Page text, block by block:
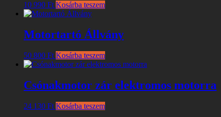
10 990 Ft Kosárba teszem
Motortartó Állvány
50 800 Ft Kosárba teszem
Csónakmotor zár elektromos motorra
24 130 Ft Kosárba teszem